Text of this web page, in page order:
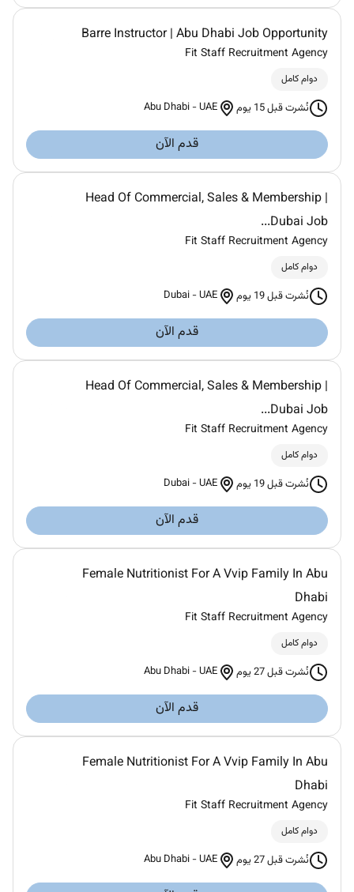
Barre Instructor | Abu Dhabi Job Opportunity
Fit Staff Recruitment Agency
دوام كامل
نُشرت قبل 15 يوم Abu Dhabi -UAE
قدم الآن
Head Of Commercial, Sales & Membership |
Dubai Job...
Fit Staff Recruitment Agency
دوام كامل
نُشرت قبل 19 يوم Dubai -UAE
قدم الآن
Head Of Commercial, Sales & Membership |
Dubai Job...
Fit Staff Recruitment Agency
دوام كامل
نُشرت قبل 19 يوم Dubai -UAE
قدم الآن
Female Nutritionist For A Vvip Family In Abu
Dhabi
Fit Staff Recruitment Agency
دوام كامل
نُشرت قبل 27 يوم Abu Dhabi -UAE
قدم الآن
Female Nutritionist For A Vvip Family In Abu
Dhabi
Fit Staff Recruitment Agency
دوام كامل
نُشرت قبل 27 يوم Abu Dhabi -UAE